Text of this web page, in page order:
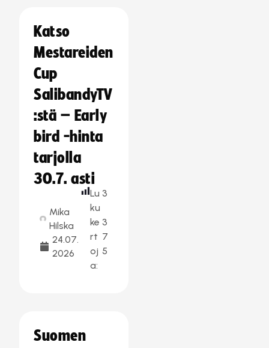
Katso
Mestareiden
Cup
SalibandyTV
:stä – Early
bird -hinta
tarjolla
30.7. asti
Mika
Hilska
24.07.
2026
Lu
ku
ke
rt
oj
a:
3
3
7
5
Suomen